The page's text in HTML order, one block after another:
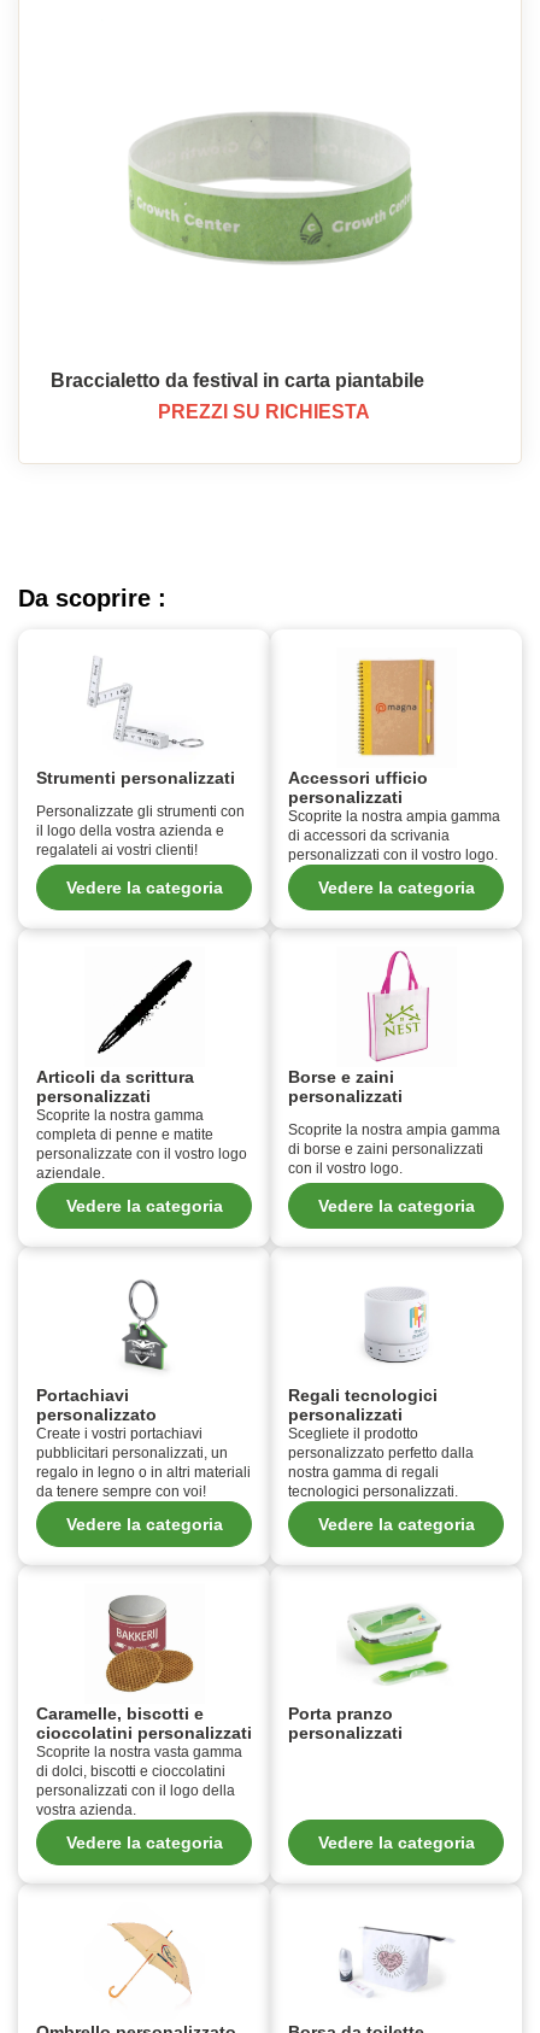
Braccialetto da festival in carta piantabile
PREZZI SU RICHIESTA
Da scoprire :
Strumenti personalizzati
Personalizzate gli strumenti con
il logo della vostra azienda e
regalateli ai vostri clienti!
Vedere la categoria
Accessori ufficio
personalizzati
Scoprite la nostra ampia gamma
di accessori da scrivania
personalizzati con il vostro logo.
Vedere la categoria
Articoli da scrittura
personalizzati
Scoprite la nostra gamma
completa di penne e matite
personalizzate con il vostro logo
aziendale.
Vedere la categoria
Borse e zaini
personalizzati
Scoprite la nostra ampia gamma
di borse e zaini personalizzati
con il vostro logo.
Vedere la categoria
Portachiavi
personalizzato
Create i vostri portachiavi
pubblicitari personalizzati, un
regalo in legno o in altri materiali
da tenere sempre con voi!
Vedere la categoria
Regali tecnologici
personalizzati
Scegliete il prodotto
personalizzato perfetto dalla
nostra gamma di regali
tecnologici personalizzati.
Vedere la categoria
Caramelle, biscotti e
cioccolatini personalizzati
Scoprite la nostra vasta gamma
di dolci, biscotti e cioccolatini
personalizzati con il logo della
vostra azienda.
Vedere la categoria
Porta pranzo
personalizzati
Vedere la categoria